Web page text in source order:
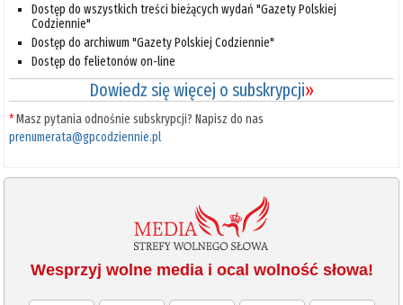
Dostęp do wszystkich treści bieżących wydań "Gazety Polskiej
Codziennie"
Dostęp do archiwum "Gazety Polskiej Codziennie"
Dostęp do felietonów on-line
Dowiedz się więcej o subskrypcji»
*Masz pytania odnośnie subskrypcji? Napisz do nas
prenumerata@gpcodziennie.pl
Wesprzyj wolne media i ocal wolność słowa!